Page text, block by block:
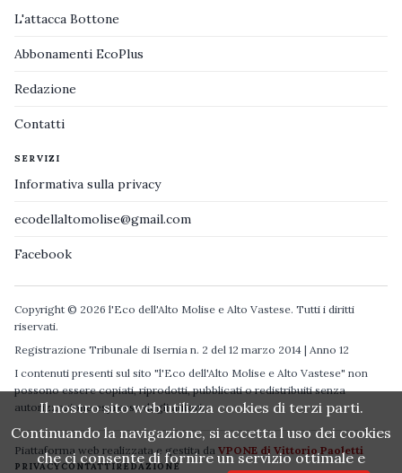
L'attacca Bottone
Abbonamenti EcoPlus
Redazione
Contatti
SERVIZI
Informativa sulla privacy
ecodellaltomolise@gmail.com
Facebook
Copyright © 2026 l'Eco dell'Alto Molise e Alto Vastese. Tutti i diritti
riservati.
Registrazione Tribunale di Isernia n. 2 del 12 marzo 2014 | Anno 12
I contenuti presenti sul sito "l'Eco dell'Alto Molise e Alto Vastese" non
possono essere copiati, riprodotti, pubblicati o redistribuiti senza
autorizzazione espressa degli autori.
Piattaforma web realizzata e gestita da VPONE di Vittorio Paoletti
PRIVACYCONTATTIREDAZIONE
Il nostro sito web utilizza cookies di terzi parti.
Continuando la navigazione, si accetta l uso dei cookies
che ci consente di fornire un servizio ottimale e